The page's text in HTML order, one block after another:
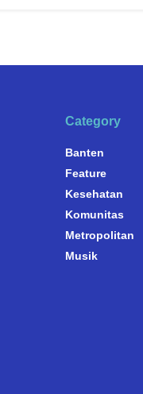
Category
Banten
Feature
Kesehatan
Komunitas
Metropolitan
Musik